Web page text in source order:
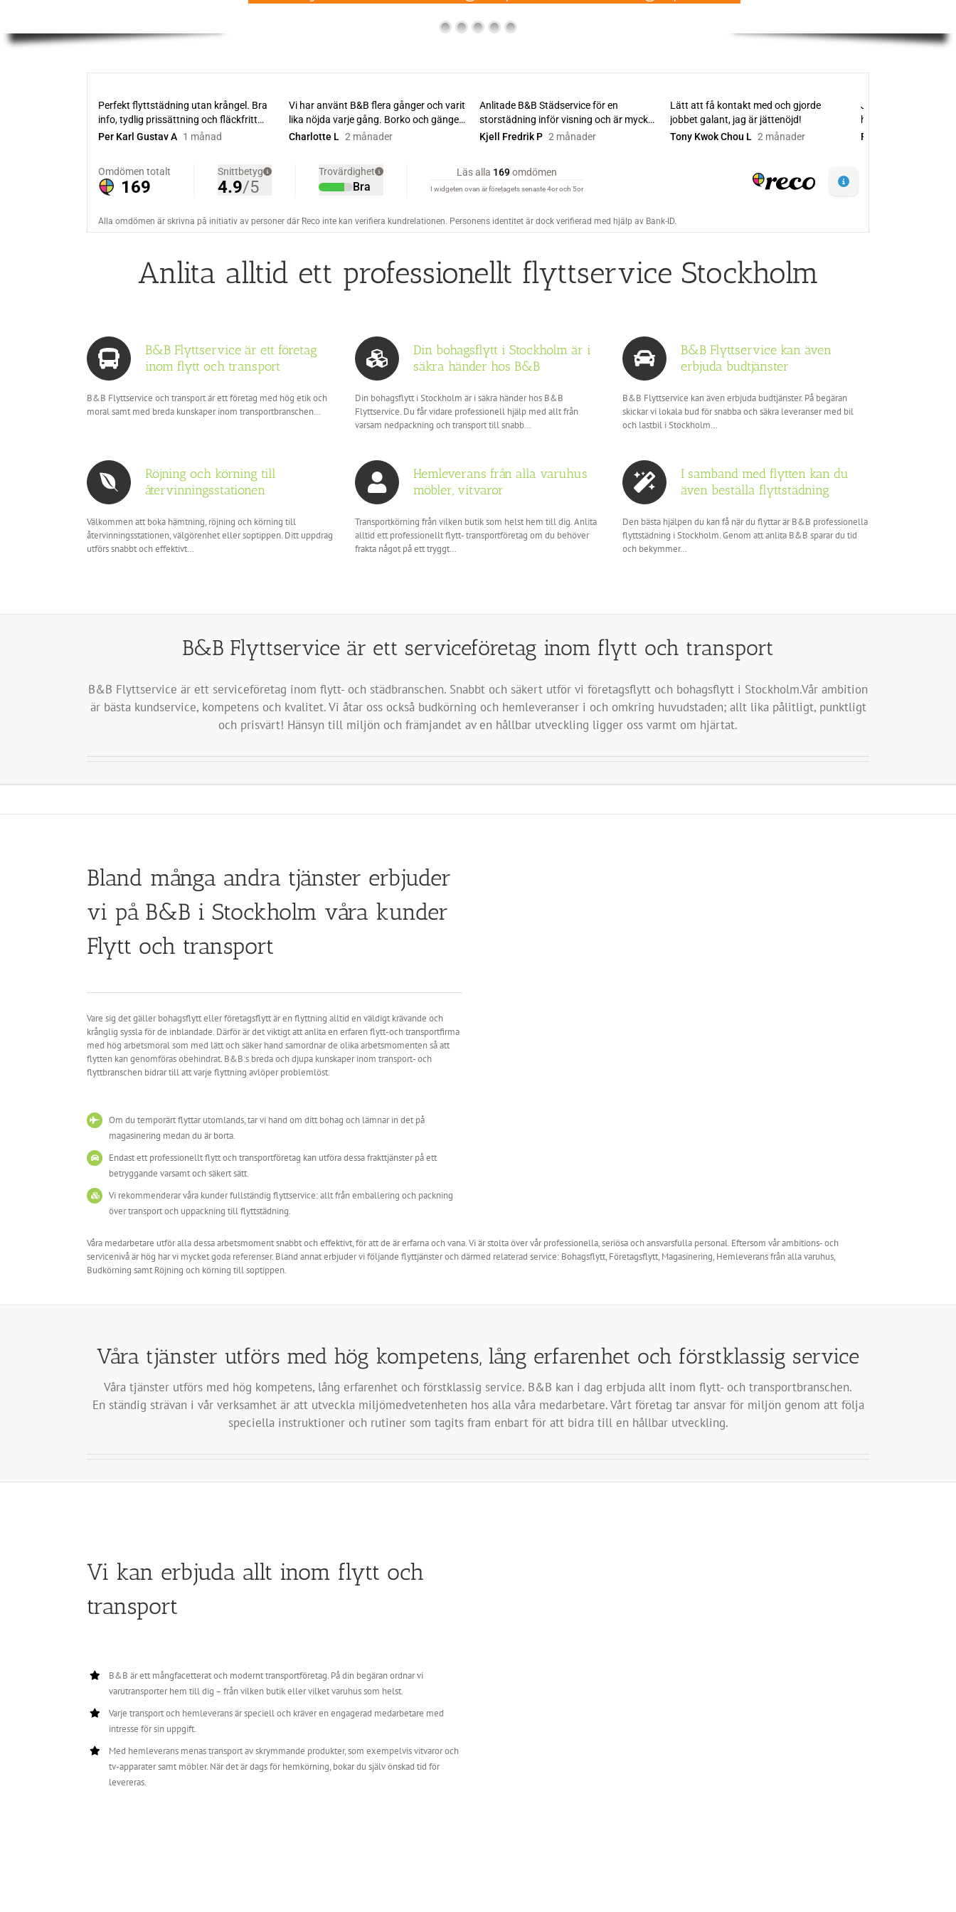
Anlita alltid ett professionellt flyttservice Stockholm
B&B Flyttservice är ett företag
inom flytt och transport
B&B Flyttservice och transport är ett företag med hög etik och
moral samt med breda kunskaper inom transportbranschen…
Din bohagsflytt i Stockholm är i
säkra händer hos B&B
Din bohagsflytt i Stockholm är i säkra händer hos B&B
Flyttservice. Du får vidare professionell hjälp med allt från
varsam nedpackning och transport till snabb…
B&B Flyttservice kan även
erbjuda budtjänster
B&B Flyttservice kan även erbjuda budtjänster. På begäran
skickar vi lokala bud för snabba och säkra leveranser med bil
och lastbil i Stockholm…
Röjning och körning till
återvinningsstationen
Välkommen att boka hämtning, röjning och körning till
återvinningsstationen, välgörenhet eller soptippen. Ditt uppdrag
utförs snabbt och effektivt…
Hemleverans från alla varuhus
möbler, vitvaror
Transportkörning från vilken butik som helst hem till dig. Anlita
alltid ett professionellt flytt- transportföretag om du behöver
frakta något på ett tryggt…
I samband med flytten kan du
även beställa flyttstädning
Den bästa hjälpen du kan få när du flyttar är B&B professionella
flyttstädning i Stockholm. Genom att anlita B&B sparar du tid
och bekymmer…
B&B Flyttservice är ett serviceföretag inom flytt och transport
B&B Flyttservice är ett serviceföretag inom flytt- och städbranschen. Snabbt och säkert utför vi företagsflytt och bohagsflytt i Stockholm.Vår ambition
är bästa kundservice, kompetens och kvalitet. Vi åtar oss också budkörning och hemleveranser i och omkring huvudstaden; allt lika pålitligt, punktligt
och prisvärt! Hänsyn till miljön och främjandet av en hållbar utveckling ligger oss varmt om hjärtat.
Bland många andra tjänster erbjuder
vi på B&B i Stockholm våra kunder
Flytt och transport
Vare sig det gäller bohagsflytt eller företagsflytt är en flyttning alltid en väldigt krävande och
krånglig syssla för de inblandade. Därför är det viktigt att anlita en erfaren flytt-och transportfirma
med hög arbetsmoral som med lätt och säker hand samordnar de olika arbetsmomenten så att
flytten kan genomföras obehindrat. B&B:s breda och djupa kunskaper inom transport- och
flyttbranschen bidrar till att varje flyttning avlöper problemlöst.
Om du temporärt flyttar utomlands, tar vi hand om ditt bohag och lämnar in det på
magasinering medan du är borta.
Endast ett professionellt flytt och transportföretag kan utföra dessa frakttjänster på ett
betryggande varsamt och säkert sätt.
Vi rekommenderar våra kunder fullständig flyttservice: allt från emballering och packning
över transport och uppackning till flyttstädning.
Våra medarbetare utför alla dessa arbetsmoment snabbt och effektivt, för att de är erfarna och vana. Vi är stolta över vår professionella, seriösa och ansvarsfulla personal. Eftersom vår ambitions- och
servicenivå är hög har vi mycket goda referenser. Bland annat erbjuder vi följande flyttjänster och därmed relaterad service: Bohagsflytt, Företagsflytt, Magasinering, Hemleverans från alla varuhus,
Budkörning samt Röjning och körning till soptippen.
Våra tjänster utförs med hög kompetens, lång erfarenhet och förstklassig service
Våra tjänster utförs med hög kompetens, lång erfarenhet och förstklassig service. B&B kan i dag erbjuda allt inom flytt- och transportbranschen.
En ständig strävan i vår verksamhet är att utveckla miljömedvetenheten hos alla våra medarbetare. Vårt företag tar ansvar för miljön genom att följa
speciella instruktioner och rutiner som tagits fram enbart för att bidra till en hållbar utveckling.
Vi kan erbjuda allt inom flytt och
transport
B&B är ett mångfacetterat och modernt transportföretag. På din begäran ordnar vi
varutransporter hem till dig – från vilken butik eller vilket varuhus som helst.
Varje transport och hemleverans är speciell och kräver en engagerad medarbetare med
intresse för sin uppgift.
Med hemleverans menas transport av skrymmande produkter, som exempelvis vitvaror och
tv-apparater samt möbler. När det är dags för hemkörning, bokar du själv önskad tid för
levereras.